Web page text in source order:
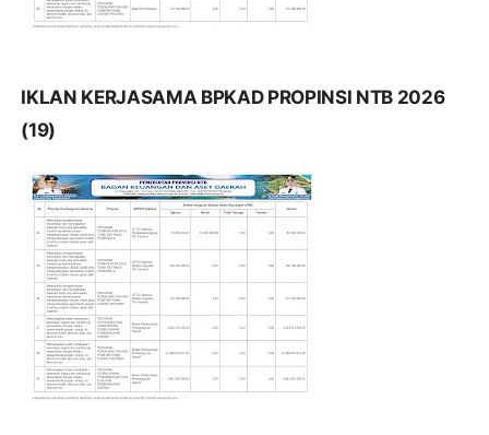
IKLAN KERJASAMA BPKAD PROPINSI NTB 2026
(19)